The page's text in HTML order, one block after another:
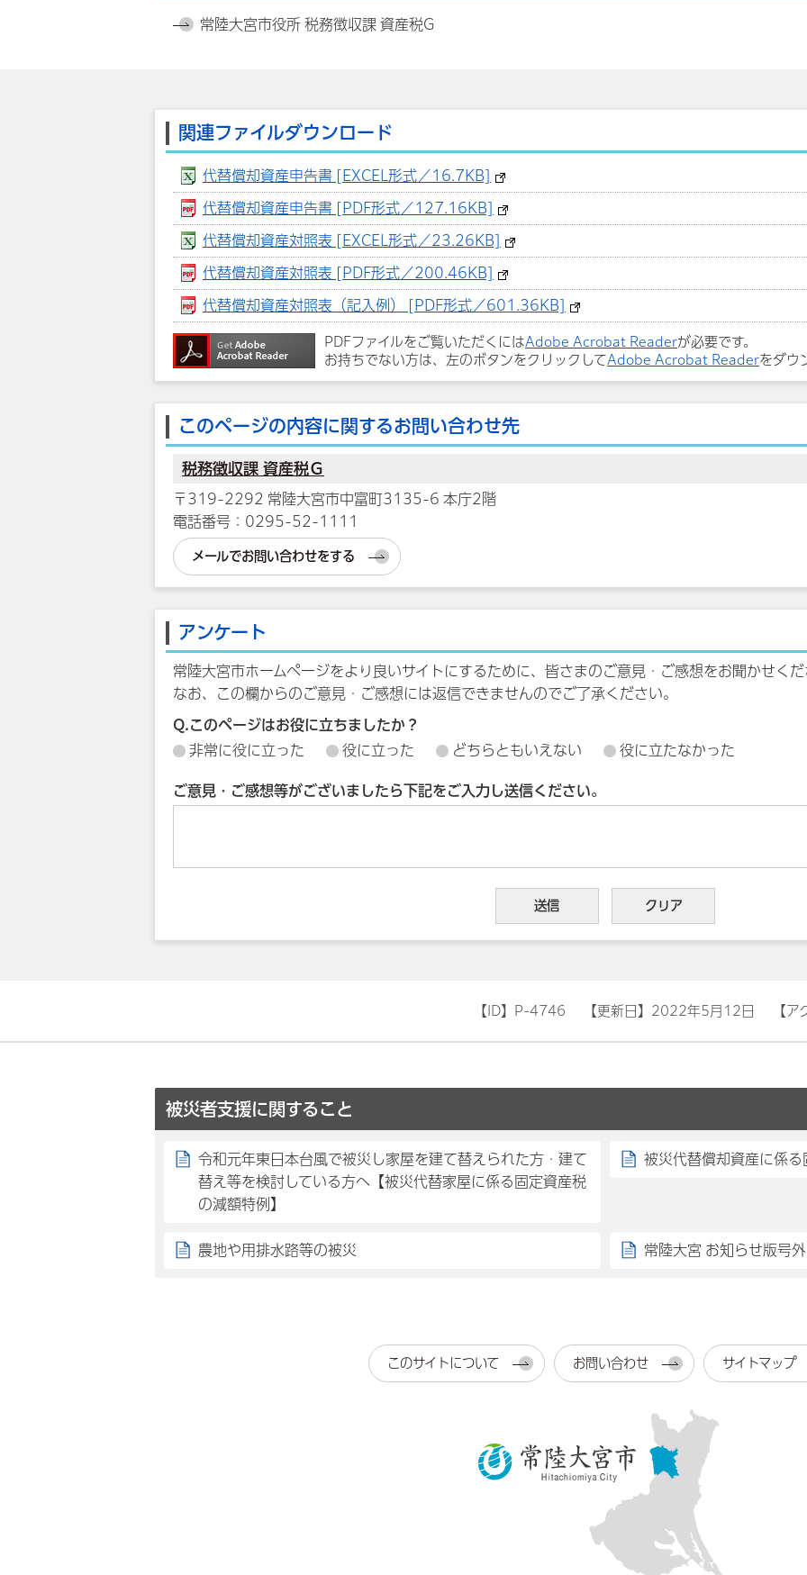
常陸大宮市役所 税務徴収課 資産税G
関連ファイルダウンロード
代替償却資産申告書 [EXCEL形式／16.7KB]
代替償却資産申告書 [PDF形式／127.16KB]
代替償却資産対照表 [EXCEL形式／23.26KB]
代替償却資産対照表 [PDF形式／200.46KB]
代替償却資産対照表（記入例） [PDF形式／601.36KB]
PDFファイルをご覧いただくにはAdobe Acrobat Readerが必要です。
お持ちでない方は、左のボタンをクリックしてAdobe Acrobat Readerをダウ
このページの内容に関するお問い合わせ先
税務徴収課 資産税Ｇ
〒319-2292 常陸大宮市中富町3135-6 本庁2階
電話番号：0295-52-1111
メールでお問い合わせをする
アンケート
常陸大宮市ホームページをより良いサイトにするために、皆さまのご意見・ご感想をお聞かせく
なお、この欄からのご意見・ご感想には返信できませんのでご了承ください。
Q.このページはお役に立ちましたか？
非常に役に立った
役に立った どちらともいえない 役に立たなかった
ご意見・ご感想等がございましたら下記をご入力し送信ください。
【ID】 P-4746 【更新日】 2022年5月12日 【ア
被災者支援に関すること
令和元年東日本台風で被災し家屋を建て替えられた方・建て
替え等を検討している方へ【被災代替家屋に係る固定資産税
の減額特例】
被災代替償却資産に係
農地や用排水路等の被災 常陸大宮 お知らせ版号
このサイトについて お問い合わせ サイトマップ